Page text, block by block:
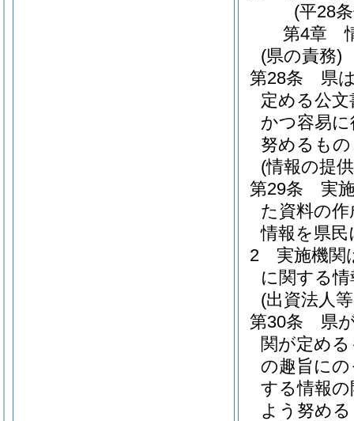
(平28
第4章
(県の責務)
第28条
県
定める公
かつ容易
努めるも
(情報の提
第29条
実
た資料の
情報を県
2
実施機関
に関する
(出資法人
第30条
県
関が定め
の趣旨に
する情報
よう努め